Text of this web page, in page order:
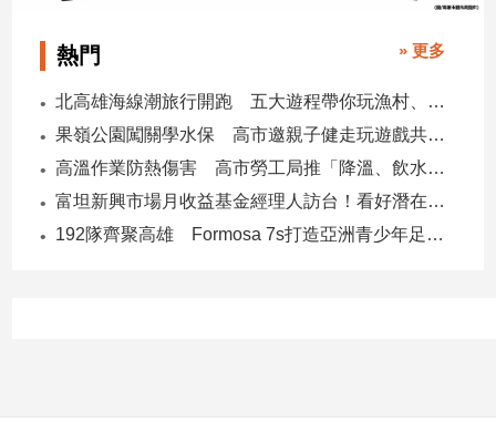
影
技/
遊
熱門 » 更多
北高雄海線潮旅行開跑 五大遊程帶你玩漁村、賞生態、品海味
果嶺公園闖關學水保 高市邀親子健走玩遊戲共守土地
高溫作業防熱傷害 高市勞工局推「降溫、飲水、休息」守護勞工
富坦新興市場月收益基金經理人訪台！看好潛在貨幣升值空間 點名5大主題
192隊齊聚高雄 Formosa 7s打造亞洲青少年足球交流平台